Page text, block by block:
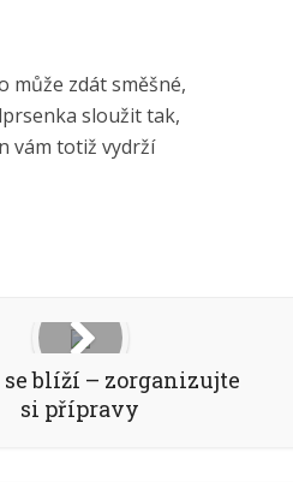
může zdát směšné,
sloužit tak,
vám totiž vydrží
se blíží – zorganizujte
si přípravy